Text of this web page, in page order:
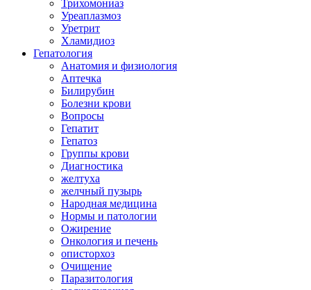
Трихомониаз
Уреаплазмоз
Уретрит
Хламидиоз
Гепатология
Анатомия и физиология
Аптечка
Билирубин
Болезни крови
Вопросы
Гепатит
Гепатоз
Группы крови
Диагностика
желтуха
желчный пузырь
Народная медицина
Нормы и патологии
Ожирение
Онкология и печень
описторхоз
Очищение
Паразитология